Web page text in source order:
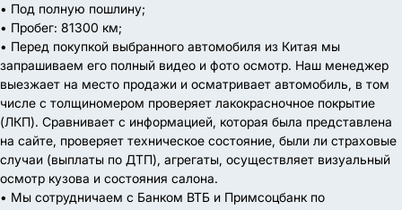
• Под полную пошлину;
• Пробег: 81300 км;
• Перед покупкой выбранного автомобиля из Китая мы
запрашиваем его полный видео и фото осмотр. Наш менеджер
выезжает на место продажи и осматривает автомобиль, в том
числе с толщиномером проверяет лакокрасночное покрытие
(ЛКП). Сравнивает с информацией, которая была представлена
на сайте, проверяет техническое состояние, были ли страховые
случаи (выплаты по ДТП), агрегаты, осуществляет визуальный
осмотр кузова и состояния салона.
• Мы сотрудничаем с Банком ВТБ и Примсоцбанк по